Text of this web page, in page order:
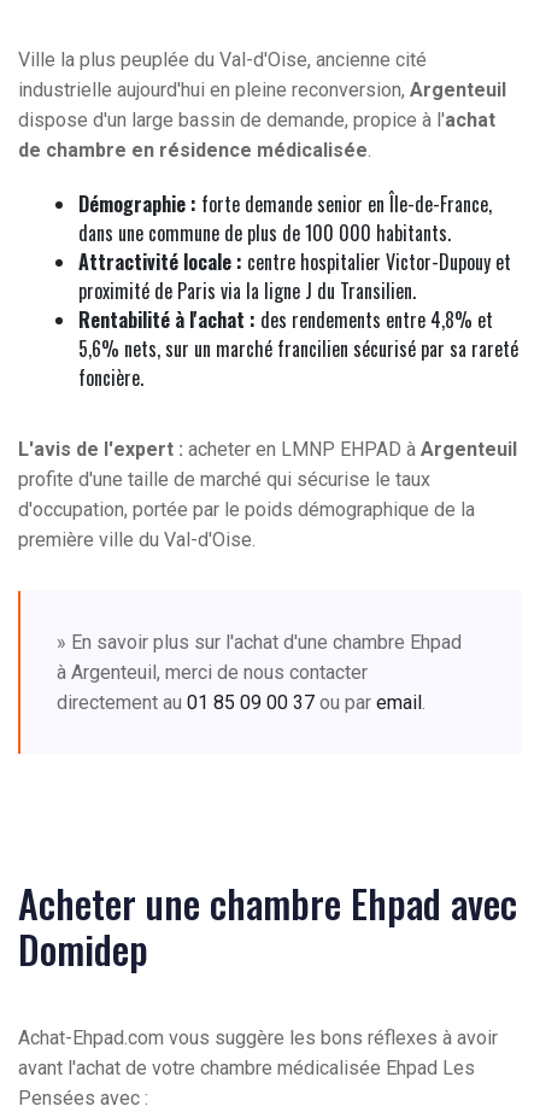
Ville la plus peuplée du Val-d'Oise, ancienne cité
industrielle aujourd'hui en pleine reconversion, Argenteuil
dispose d'un large bassin de demande, propice à l'achat
de chambre en résidence médicalisée
Démographie : forte demande senior en Île-de-France,
dans une commune de plus de 100 000 habitants.
Attractivité locale : centre hospitalier Victor-Dupouy et
proximité de Paris via la ligne J du Transilien.
Rentabilité à l'achat : des rendements entre 4,8% et
5,6% nets, sur un marché francilien sécurisé par sa rareté
foncière.
L'avis de l'expert : acheter en LMNP EHPAD à Argenteuil
profite d'une taille de marché qui sécurise le taux
d'occupation, portée par le poids démographique de la
première ville du Val-d'Oise.
» En savoir plus sur l'achat d'une chambre Ehpad
à Argenteuil, merci de nous contacter
directement au 01 85 09 00 37 ou par email
Acheter une chambre Ehpad avec
Domidep
Achat-Ehpad.com vous suggère les bons réflexes à avoir
avant l'achat de votre chambre médicalisée Ehpad Les
Pensées avec :